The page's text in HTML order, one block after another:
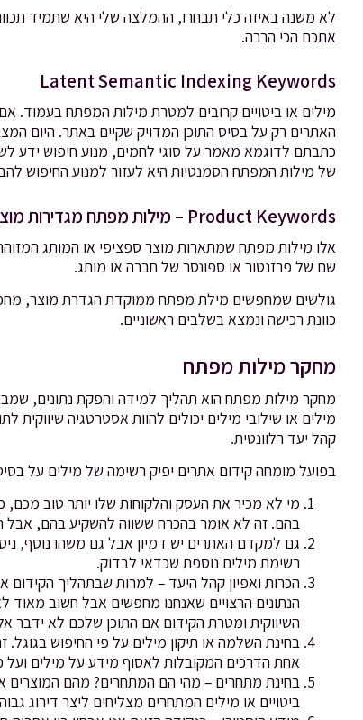
לא משנה באיזה כלי תבחרו, ההמלצה שלי היא שתמיד
אתכם הכי הרבה.
Latent Semantic Indexing Keywords
מילים או ביטויים קרובים למטרת מילות המפתח בעמוד.
האתרים רק על בסיס התוכן המדויק שקיים באתר. היום
כתבתם לדוגמא מאמר על סוגי לחמים, מנוע חיפוש ידע
של מילות המפתח הסמנטיות היא לעזור למנוע החיפוש
Product Keywords – מילות מפתח מגדירות מוצר
אלו מילות מפתח שמתארות מוצר ספציפי או המותג
שם של פרזנטור או ספונסר של חברה או מותג.
גולשים שמחפשים מילת מפתח ממוקדת הגדרת מוצר,
כוונת רכישה ונמצא בשלבים ראשוניים.
מחקר מילות מפתח
מילים או שילובי מילים יכולים להוות אסטרטגיה שיווקית
קהל יעד רלוונטית.
בפועל מומחה קידום אתרים יפיק רשימה של מילים על
מי לא מכיר את העסק והלקוחות שלו יותר טוב מכם,
בהם. זה לא אומר בהכרח ששווה להשקיע בהם, אבל
רשימת מילים נוספת שכדאי לבדוק.
הכרות ואפיון קהל היעד – למרות שבתהליך הקידום
הנתונים הרצויים שאנחנו מחפשים אבל חשוב מאוד
השיווקית ומטרת הקידום אם התוכן שלכם לא
בחינת השלמה או תיקון מילים על פי החיפוש
אחת הדרכים המקובלות לאסוף מידע על מילים ועל
בחינת מתחרים – מהי הם המתחרים? מהם המוצרים
ביטויים או מילים המתחרים מצליחים ליצר דירוג